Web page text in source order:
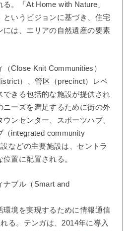
。「At Home with Nature」
というビジョンに基づき、住宅
には、エリアの自然遺産の要素
Close Knit Communities）
）、管区（precinct）レベ
できる包括的な施設が提供され
ニーズを満足するために街の外
ンセンター、スポーツハブ、
（integrated community
などの主要施設は、セントラ
置に配置される。
ブル（Smart and
環境を実現するために情報通信
る。テンガは、2014年に導入